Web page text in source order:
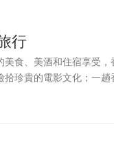
行
食、美酒和住宿享受
珍貴的電影文化；一